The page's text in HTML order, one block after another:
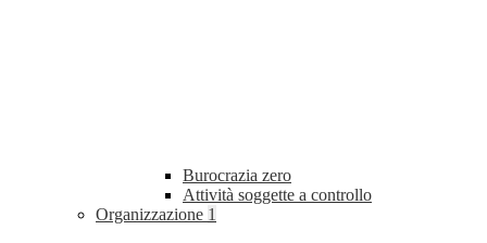
Burocrazia zero
Attività soggette a controllo
Organizzazione 1